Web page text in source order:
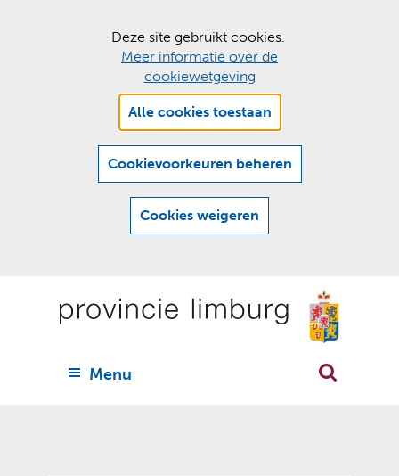
t
a
n
Deze site gebruikt cookies.
Meer informatie over de
cookiewetgeving
het
gebruik
van
toegestaan
of
Alle cookies toestaan
Cookievoorkeuren beheren
Cookies weigeren
de
MenuU